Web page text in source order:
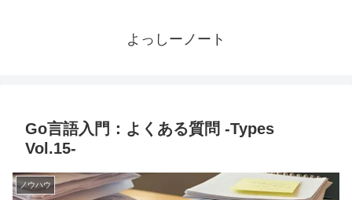
よっしーノート
Go言語入門：よくある質問 -Types
Vol.15-
ノウハウ